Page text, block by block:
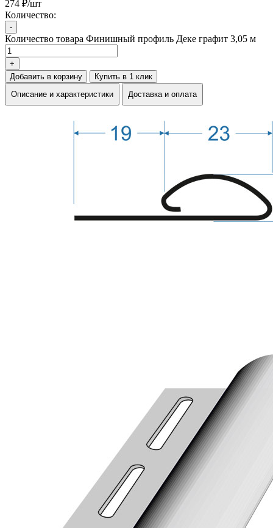
274 ₽/шт
Количество:
-
Количество товара Финишный профиль Деке графит 3,05 м
+
Добавить в корзину
Купить в 1 клик
Описание и характеристики
Доставка и оплата